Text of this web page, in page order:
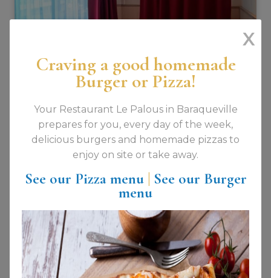
1 - 4 pers.
Quadruple
Find out more Reserve
X
Craving a good homemade
Burger or Pizza!
Your Restaurant Le Palous in Baraqueville
prepares for you, every day of the week,
delicious burgers and homemade pizzas to
enjoy on site or take away.
See our Pizza menu| See our Burger
menu